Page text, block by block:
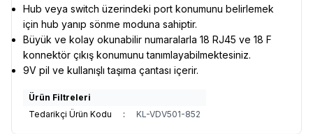
Hub veya switch üzerindeki port konumunu belirlemek
için hub yanıp sönme moduna sahiptir.
Büyük ve kolay okunabilir numaralarla 18 RJ45 ve 18 F
konnektör çıkış konumunu tanımlayabilmektesiniz.
9V pil ve kullanışlı taşıma çantası içerir.
Ürün Filtreleri
Tedarikçi Ürün Kodu
: KL-VDV501-852